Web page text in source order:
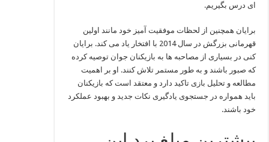
ای درس بگیریم.
برایان همچنین از لحظات موفقیت‌ آمیز خود مانند اولین
قهرمانی بزرگش در سال 2014 با افتخار یاد می‌ کند. برایان
کنی در بسیاری از مصاحبه‌ ها به بازیکنان جوان توصیه کرده
که صبور باشند و به طور مستمر تلاش کنند. او بر اهمیت
مطالعه و تحلیل بازی تاکید دارد و معتقد است که بازیکنان
باید همواره در جستجوی یادگیری نکات جدید و بهبود عملکرد
خود باشند.